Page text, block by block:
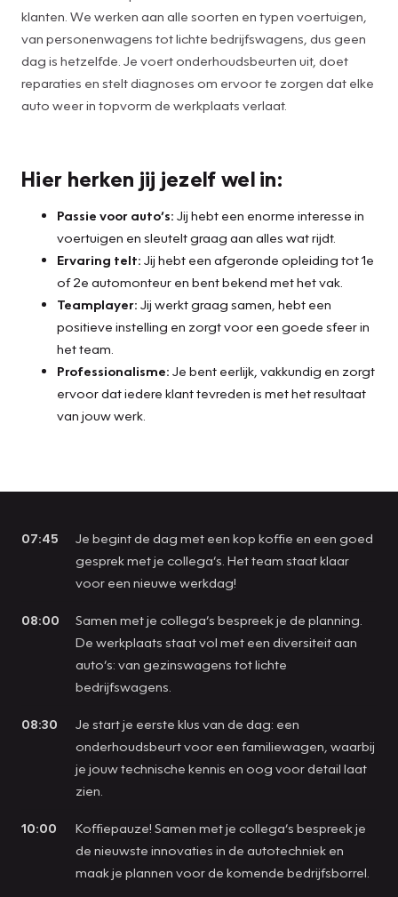
klanten. We werken aan alle soorten en typen voertuigen,
van personenwagens tot lichte bedrijfswagens, dus geen
dag is hetzelfde. Je voert onderhoudsbeurten uit, doet
reparaties en stelt diagnoses om ervoor te zorgen dat elke
auto weer in topvorm de werkplaats verlaat.
Hier herken jij jezelf wel in:
Passie voor auto’s: Jij hebt een enorme interesse in
voertuigen en sleutelt graag aan alles wat rijdt.
Ervaring telt: Jij hebt een afgeronde opleiding tot 1e
of 2e automonteur en bent bekend met het vak.
Teamplayer: Jij werkt graag samen, hebt een
positieve instelling en zorgt voor een goede sfeer in
het team.
Professionalisme: Je bent eerlijk, vakkundig en zorgt
ervoor dat iedere klant tevreden is met het resultaat
van jouw werk.
07:45
Je begint de dag met een kop koffie en een goed
gesprek met je collega’s. Het team staat klaar
voor een nieuwe werkdag!
08:00
Samen met je collega’s bespreek je de planning.
De werkplaats staat vol met een diversiteit aan
auto’s: van gezinswagens tot lichte
bedrijfswagens.
08:30
Je start je eerste klus van de dag: een
onderhoudsbeurt voor een familiewagen, waarbij
je jouw technische kennis en oog voor detail laat
zien.
10:00
Koffiepauze! Samen met je collega’s bespreek je
de nieuwste innovaties in de autotechniek en
maak je plannen voor de komende bedrijfsborrel.